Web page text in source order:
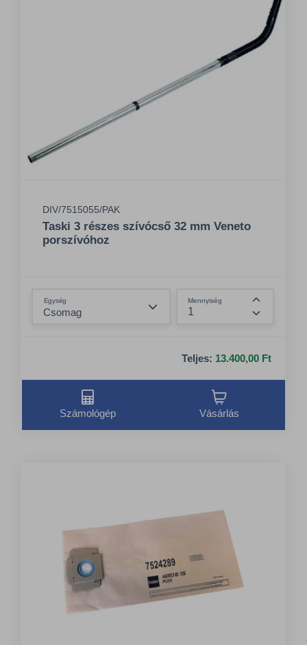
DIV/7515055/PAK
Taski 3 részes szívócső 32 mm Veneto
porszívóhoz
Egység Mennyiség
Összeg
Teljes: 13.400,00 Ft
Számológép Vásárlás